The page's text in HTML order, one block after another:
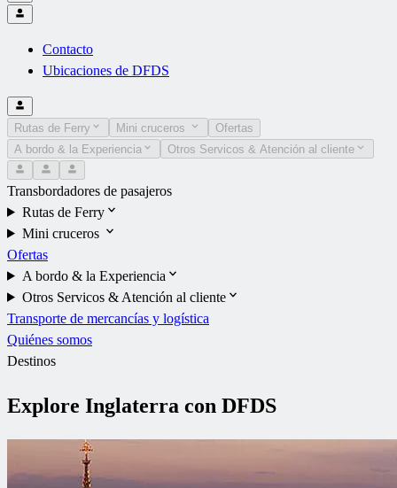
Contacto
Ubicaciones de DFDS
Rutas de Ferry Mini cruceros
Ofertas
A bordo & la Experiencia
Otros Servicos & Atención al cliente
Transbordadores de pasajeros
Rutas de Ferry
Mini cruceros
Ofertas
A bordo & la Experiencia
Otros Servicos & Atención al cliente
Transporte de mercancías y logística
Quiénes somos
Destinos
Explore Inglaterra con DFDS